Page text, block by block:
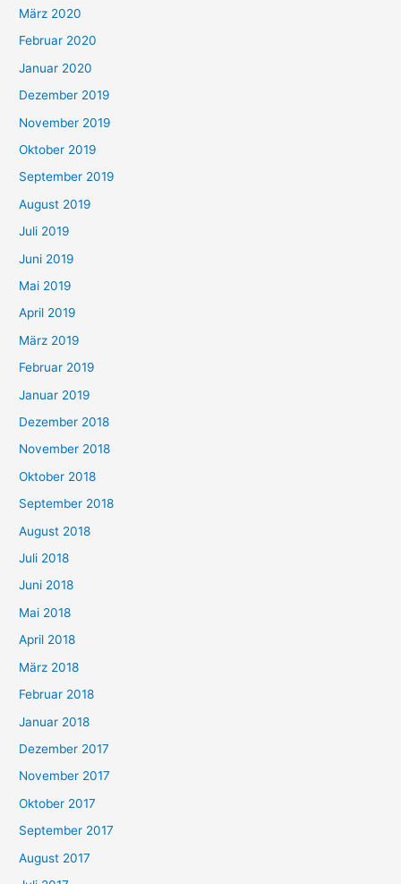
März 2020
Februar 2020
Januar 2020
Dezember 2019
November 2019
Oktober 2019
September 2019
August 2019
Juli 2019
Juni 2019
Mai 2019
April 2019
März 2019
Februar 2019
Januar 2019
Dezember 2018
November 2018
Oktober 2018
September 2018
August 2018
Juli 2018
Juni 2018
Mai 2018
April 2018
März 2018
Februar 2018
Januar 2018
Dezember 2017
November 2017
Oktober 2017
September 2017
August 2017